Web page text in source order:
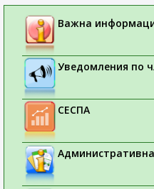
Важна
Уведомления по
СЕСПА